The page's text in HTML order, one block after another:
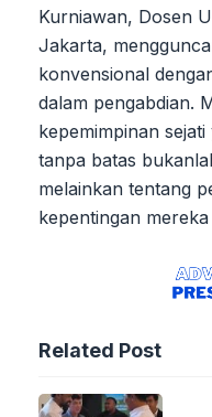
Kurniawan, Dosen
Jakarta,
konvensional
dalam pengabdian.
kepemimpinan
tanpa batas
melainkan tentang
kepentingan
Related Post